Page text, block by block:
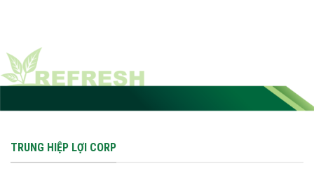
TRUNG HIỆP LỢI CORP